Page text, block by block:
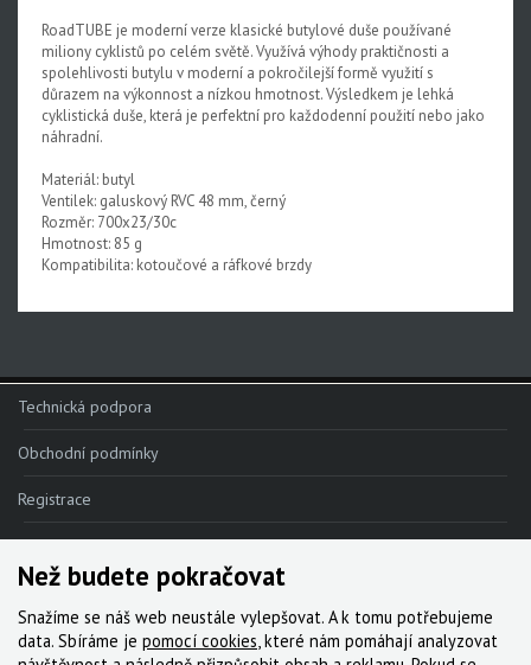
RoadTUBE je moderní verze klasické butylové duše používané
miliony cyklistů po celém světě. Využívá výhody praktičnosti a
spolehlivosti butylu v moderní a pokročilejší formě využití s
důrazem na výkonnost a nízkou hmotnost. Výsledkem je lehká
cyklistická duše, která je perfektní pro každodenní použití nebo jako
náhradní.
Materiál: butyl
Ventilek: galuskový RVC 48 mm, černý
Rozměr: 700x23/30c
Hmotnost: 85 g
Kompatibilita: kotoučové a ráfkové brzdy
Technická podpora
Obchodní podmínky
Registrace
Reklamace
Kde nakoupit
Kontakt
Než budete pokračovat
Snažíme se náš web neustále vylepšovat. A k tomu potřebujeme
data. Sbíráme je pomocí cookies, které nám pomáhají analyzovat